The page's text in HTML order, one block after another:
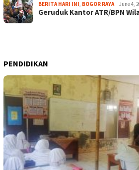
BERITA HARI INI, BOGOR RAYA June 4,
Geruduk Kantor ATR/BPN
PENDIDIKAN